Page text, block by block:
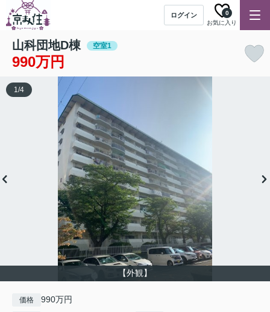
ログイン
お気に入り
0
山科団地D棟 空室1
990万円
【外観】
1/4
価格 990万円